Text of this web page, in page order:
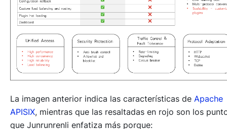
La imagen anterior indica las características de Apache
APISIX, mientras que las resaltadas en rojo son los
que Junrunrenli enfatiza más porque: